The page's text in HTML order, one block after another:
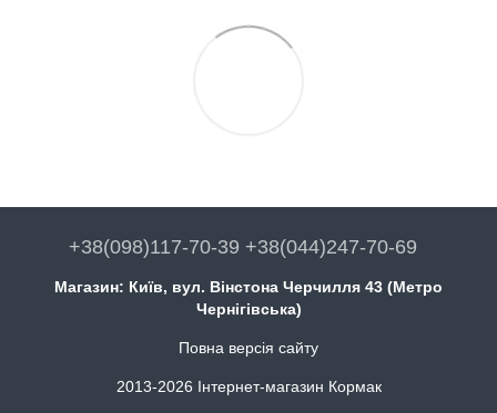
+38(098)117-70-39 +38(044)247-70-69
Магазин: Київ, вул. Вінстона Черчилля 43 (Метро
Чернігівська)
Повна версія сайту
2013-2026 Інтернет-магазин Кормак